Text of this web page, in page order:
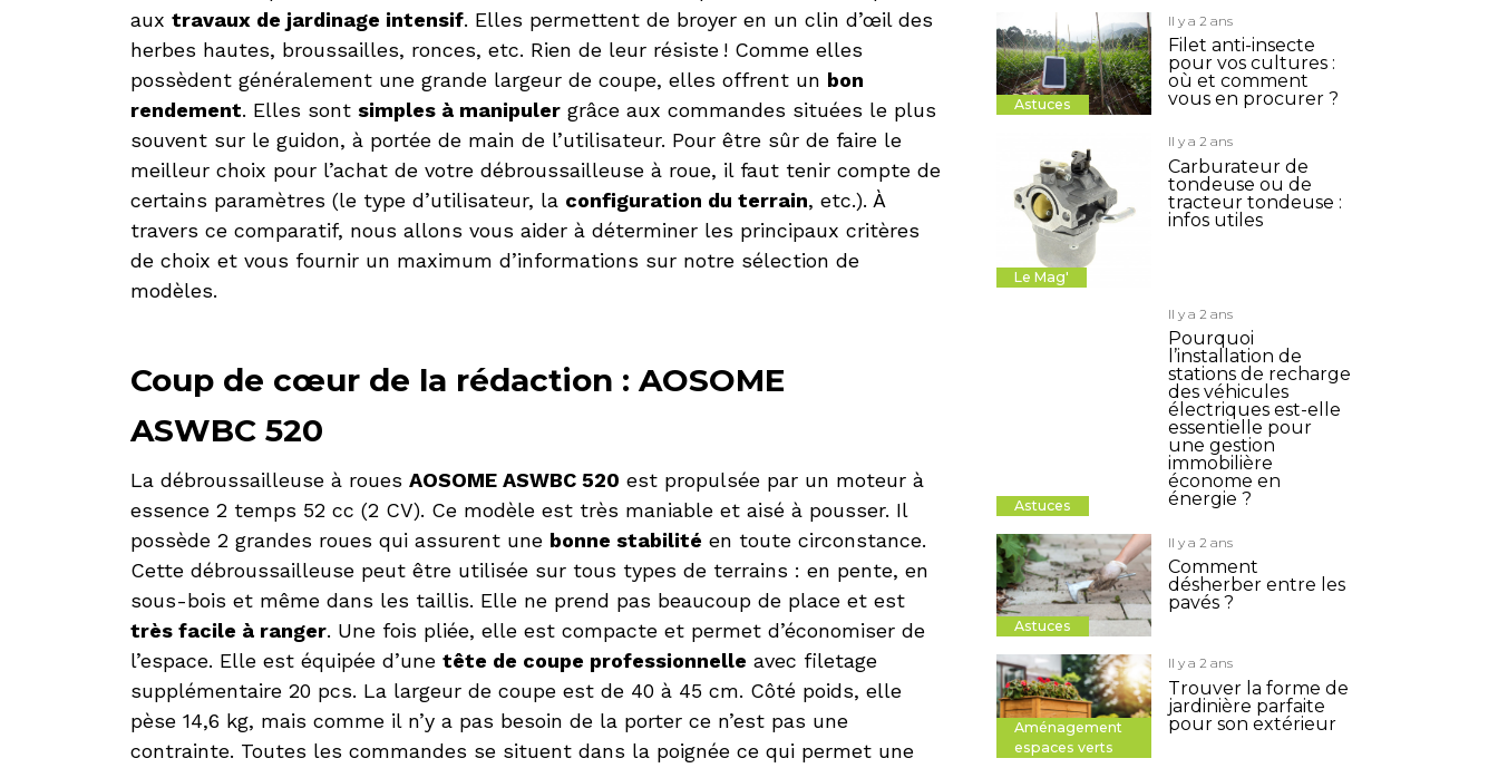
aux travaux de jardinage intensif. Elles permettent de broyer en un clin d’œil des
herbes hautes, broussailles, ronces, etc. Rien de leur résiste ! Comme elles
possèdent généralement une grande largeur de coupe, elles offrent un bon
rendement. Elles sont simples à manipuler grâce aux commandes situées le plus
souvent sur le guidon, à portée de main de l’utilisateur. Pour être sûr de faire le
meilleur choix pour l’achat de votre débroussailleuse à roue, il faut tenir compte de
certains paramètres (le type d’utilisateur, la configuration du terrain, etc.). À
travers ce comparatif, nous allons vous aider à déterminer les principaux critères
de choix et vous fournir un maximum d’informations sur notre sélection de
modèles.
Coup de cœur de la rédaction : AOSOME
ASWBC 520
La débroussailleuse à roues AOSOME ASWBC 520 est propulsée par un moteur à
essence 2 temps 52 cc (2 CV). Ce modèle est très maniable et aisé à pousser. Il
possède 2 grandes roues qui assurent une bonne stabilité en toute circonstance.
Cette débroussailleuse peut être utilisée sur tous types de terrains : en pente, en
sous-bois et même dans les taillis. Elle ne prend pas beaucoup de place et est
très facile à ranger. Une fois pliée, elle est compacte et permet d’économiser de
l’espace. Elle est équipée d’une tête de coupe professionnelle avec filetage
supplémentaire 20 pcs. La largeur de coupe est de 40 à 45 cm. Côté poids, elle
pèse 14,6 kg, mais comme il n’y a pas besoin de la porter ce n’est pas une
contrainte. Toutes les commandes se situent dans la poignée ce qui permet une
Astuces
Il y a 2 ans
Filet anti-insecte
pour vos cultures :
où et comment
vous en procurer ?
Le Mag'
Il y a 2 ans
Carburateur de
tondeuse ou de
tracteur tondeuse :
infos utiles
Astuces
Il y a 2 ans
Pourquoi
l’installation de
stations de recharge
des véhicules
électriques est-elle
essentielle pour
une gestion
immobilière
économe en
énergie ?
Astuces
Il y a 2 ans
Comment
désherber entre les
pavés ?
Aménagement
espaces verts
Il y a 2 ans
Trouver la forme de
jardinière parfaite
pour son extérieur